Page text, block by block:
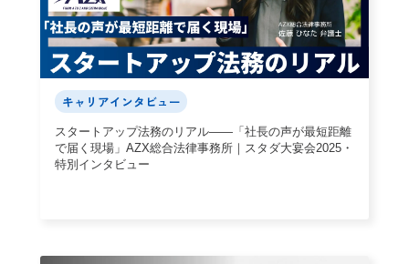
キャリアインタビュー
スタートアップ法務のリアル——「社長の声が最短距離
で届く現場」AZX総合法律事務所｜スタダ大宴会2025・
特別インタビュー